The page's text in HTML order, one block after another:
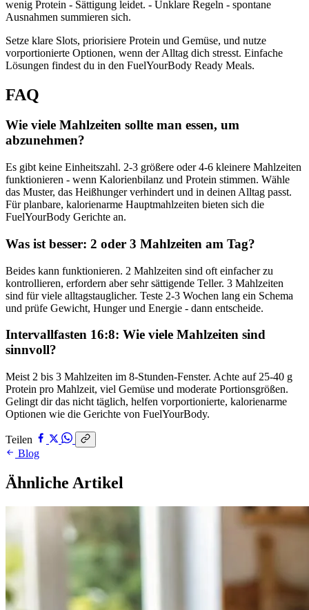
wenig Protein - Sättigung leidet. - Unklare Regeln - spontane
Ausnahmen summieren sich.
Setze klare Slots, priorisiere Protein und Gemüse, und nutze
vorportionierte Optionen, wenn der Alltag dich stresst. Einfache
Lösungen findest du in den FuelYourBody Ready Meals.
FAQ
Wie viele Mahlzeiten sollte man essen, um
abzunehmen?
Es gibt keine Einheitszahl. 2-3 größere oder 4-6 kleinere Mahlzeiten
funktionieren - wenn Kalorienbilanz und Protein stimmen. Wähle
das Muster, das Heißhunger verhindert und in deinen Alltag passt.
Für planbare, kalorienarme Hauptmahlzeiten bieten sich die
FuelYourBody Gerichte an.
Was ist besser: 2 oder 3 Mahlzeiten am Tag?
Beides kann funktionieren. 2 Mahlzeiten sind oft einfacher zu
kontrollieren, erfordern aber sehr sättigende Teller. 3 Mahlzeiten
sind für viele alltagstauglicher. Teste 2-3 Wochen lang ein Schema
und prüfe Gewicht, Hunger und Energie - dann entscheide.
Intervallfasten 16:8: Wie viele Mahlzeiten sind
sinnvoll?
Meist 2 bis 3 Mahlzeiten im 8-Stunden-Fenster. Achte auf 25-40 g
Protein pro Mahlzeit, viel Gemüse und moderate Portionsgrößen.
Gelingt dir das nicht täglich, helfen vorportionierte, kalorienarme
Optionen wie die Gerichte von FuelYourBody.
Teilen
Blog
Ähnliche Artikel